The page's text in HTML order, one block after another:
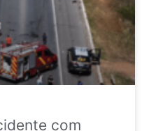
com